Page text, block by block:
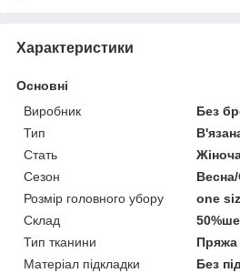
Характеристики
Основні
Виробник
Без
Тип
Стать
Сезон
Розмір головного убору
one
Склад
Тип тканини
Пряжа
Матеріал підкладки
Без